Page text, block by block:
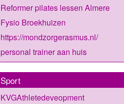
Reformer pilates lessen Almere
Fysio Broekhuizen
https://mondzorgerasmus.nl/
personal trainer aan huis
Sport
KVGAthletedeveopment